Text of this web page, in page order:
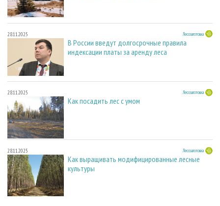
28.11.2025 Лесозаготовка
В России введут долгосрочные правила
индексации платы за аренду леса
28.11.2025 Лесозаготовка
Как посадить лес с умом
28.11.2025 Лесозаготовка
Как выращивать модифицированные лесные
культуры